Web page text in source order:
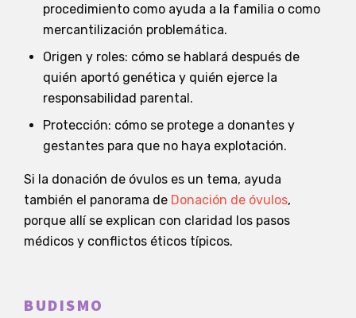
procedimiento como ayuda a la familia o como
mercantilización problemática.
Origen y roles: cómo se hablará después de
quién aportó genética y quién ejerce la
responsabilidad parental.
Protección: cómo se protege a donantes y
gestantes para que no haya explotación.
Si la donación de óvulos es un tema, ayuda
también el panorama de Donación de óvulos,
porque allí se explican con claridad los pasos
médicos y conflictos éticos típicos.
BUDISMO